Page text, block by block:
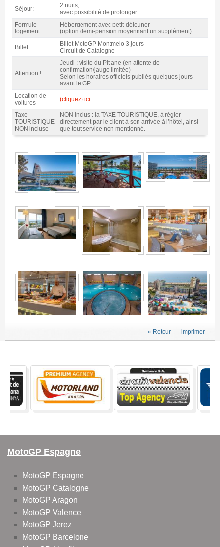
Séjour:
2 nuits,
avec possibilité de prolonger
Formule
logement:
Hébergement avec petit-déjeuner
(option demi-pension moyennant un supplément)
Billet:
Billet MotoGP Montmelo 3 jours
Circuit de Catalogne
Attention !
Jeudi : visite du Pitlane (en attente de
confirmation/jauge limitée)
Selon les horaires officiels publiés quelques jours
avant le GP
Location de
voitures
(cliquez) ici
Taxe
TOURISTIQUE
NON incluse
NON inclus : la TAXE TOURISTIQUE, à régler
directement par le client à son arrivée à l’hôtel, ainsi
que tout service non mentionné.
4
imprimer
« Retour
MotoGP Espagne
MotoGP Espagne
MotoGP Catalogne
MotoGP Aragon
MotoGP Valence
MotoGP Jerez
MotoGP Barcelone